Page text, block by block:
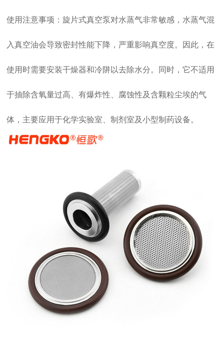
使用注意事项：旋片式真空泵对水蒸气非常敏感，水蒸气混
入真空油会导致密封性能下降，严重影响真空度。因此，在
使用时需要安装干燥器和冷阱以去除水分。同时，它不适用
于抽除含氧量过高、有爆炸性、腐蚀性及含颗粒尘埃的气
体，主要应用于化学实验室、制剂室及小型制药设备。